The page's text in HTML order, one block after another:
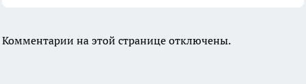
Комментарии на этой странице отключены.